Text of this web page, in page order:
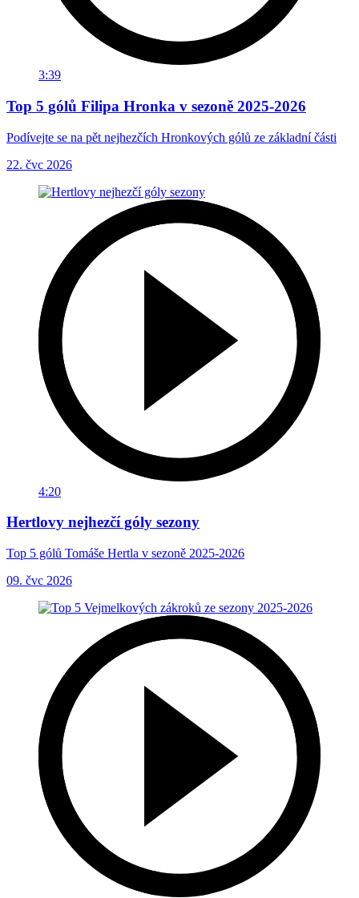
3:39
Top 5 gólů Filipa Hronka v sezoně 2025-2026
Podívejte se na pět nejhezčích Hronkových gólů ze základní části
22. čvc 2026
4:20
Hertlovy nejhezčí góly sezony
Top 5 gólů Tomáše Hertla v sezoně 2025-2026
09. čvc 2026